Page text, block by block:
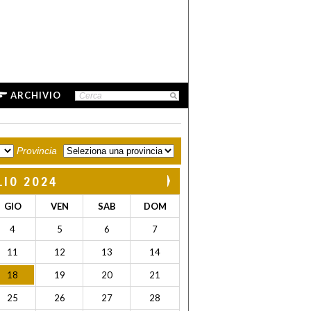
ARCHIVIO
Provincia
2024
GIO VEN SAB DOM
4 5 6 7
11 12 13 14
18 19 20 21
25 26 27 28